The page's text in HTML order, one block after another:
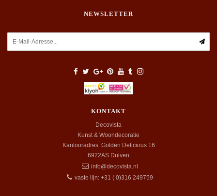
NEWSLETTER
KONTAKT
Decovista
Kunst & Woondecoratie
Kantooradres: Golden Delicious 16
6922AS Duiven
info@decovista.nl
vaste lijn: +31 ( 0)316 249759